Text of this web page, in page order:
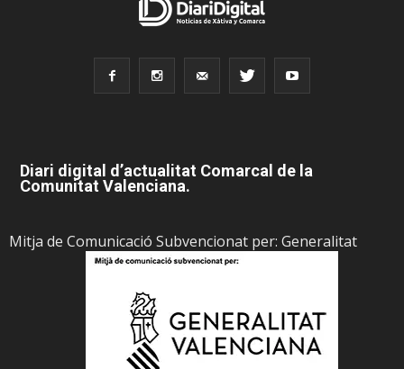
Diari digital d’actualitat Comarcal de la
Comunitat Valenciana.
Mitja de Comunicació Subvencionat per: Generalitat